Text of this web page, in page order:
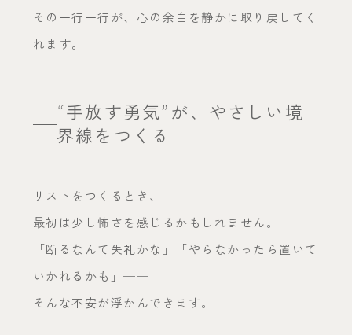
その一行一行が、心の余白を静かに取り戻してく
れます。
“手放す勇気”が、やさしい境
界線をつくる
リストをつくるとき、
最初は少し怖さを感じるかもしれません。
「断るなんて失礼かな」「やらなかったら置いて
いかれるかも」──
そんな不安が浮かんできます。